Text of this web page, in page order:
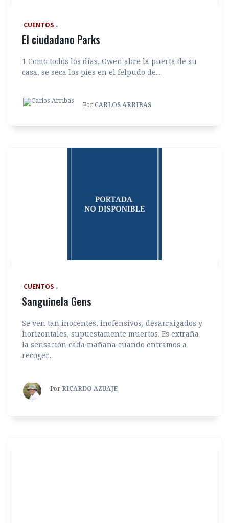
‎ CUENTOS
El ciudadano Parks
1 Como todos los días, Owen abre la puerta de su
casa, se seca los pies en el felpudo de...
Por CARLOS ARRIBAS
‎ CUENTOS
Sanguinela Gens
Se ven tan inocentes, inofensivos, desarraigados y
horizontales, supuestamente muertos. Es extraña
la sensación cada mañana cuando entramos a
recoger...
Por RICARDO AZUAJE